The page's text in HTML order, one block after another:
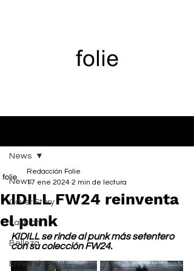
News
Cover Story
Fashion
Belleza
Entertainment
News
KIDILL FW24 reinventa
el punk
Redacción Folie
17 ene 2024 2 min de lectura
KIDILL se rinde al punk más setentero
con su colección FW24.